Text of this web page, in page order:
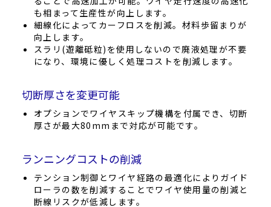
も相まって生産性が向上します。
細線化によってカーフロスを削減。材料歩留まりが
向上します。
スラリ(遊離砥粒)を使用しないので廃液処理が不要
になり、環境に優しく処理コストを削減します。
切断厚さを変更可能
オプションでワイヤスキップ機構を付属でき、切断
厚さが最大80mmまで対応が可能です。
ランニングコストの削減
テンション制御とワイヤ経路の最適化によりガイド
ローラの数を削減することでワイヤ使用量の削減と
断線リスクが低減します。